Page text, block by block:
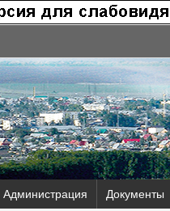
Администрация Документы